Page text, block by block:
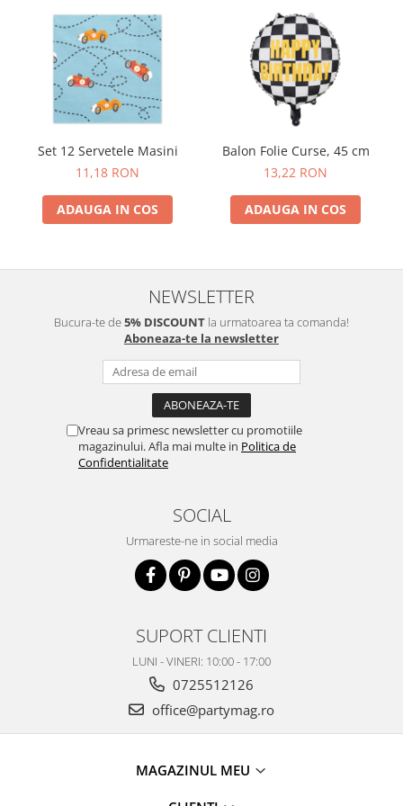
Petrecere 1 An
Petrecerea Burlacitelor
Petreceri Aniversare
Valentine's Day
Set 12 Servetele Masini
11,18 RON
ADAUGA IN COS
Balon Folie Curse, 45 cm
13,22 RON
ADAUGA IN COS
NEWSLETTER
Bucura-te de5% DISCOUNT la urmatoarea ta comanda!
Aboneaza-te la newsletter
Vreau sa primesc newsletter cu promotiile
magazinului. Afla mai multe in Politica de
Confidentialitate
SOCIAL
Urmareste-ne in social media
SUPORT CLIENTI
LUNI - VINERI: 10:00 - 17:00
0725512126
office@partymag.ro
MAGAZINUL MEU